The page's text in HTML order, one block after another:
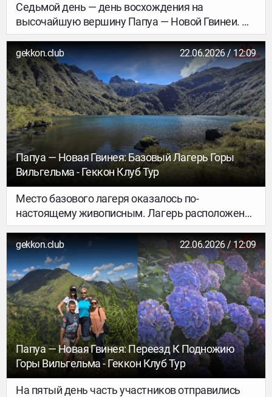
Седьмой день — день восхождения на
высочайшую вершину Папуа — Новой Гвинеи. По
общему мнению тех, кто пошёл наверх, это был
самый красивый день за всё наше путешествие
по Папуа.
gekkon.club 22.06.2026 / 12:09
Папуа — Новая Гвинея: Базовый Лагерь Горы
Вильгельма - Геккон Клуб Тур
Место базового лагеря оказалось по-
настоящему живописным. Лагерь расположен
на высоте около 3600 метров, у двух
высокогорных озёр — Пиунде и Аунде, в
которых, словно в зеркале, отражаются
окружающие скалистые гребни.
gekkon.club 22.06.2026 / 12:09
Папуа — Новая Гвинея: Переезд К Подножию
Горы Вильгельма - Геккон Клуб Тур
На пятый день часть участников отправились